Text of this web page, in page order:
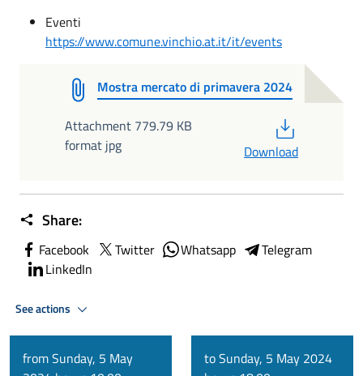
Eventi
https://www.comune.vinchio.at.it/it/events
Mostra mercato di primavera 2024
Attachment 779.79 KB
format jpg
Download
Share:
Facebook Twitter Whatsapp
Telegram
LinkedIn
See actions
from Sunday, 5 May
to Sunday, 5 May 2024